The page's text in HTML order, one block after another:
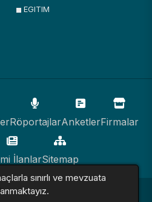
EGITIM
RöportajlarAnketlerFirmalar
İlanlarSitemap
Tüm Hakları Saklıdır.
sınırlı ve mevzuata